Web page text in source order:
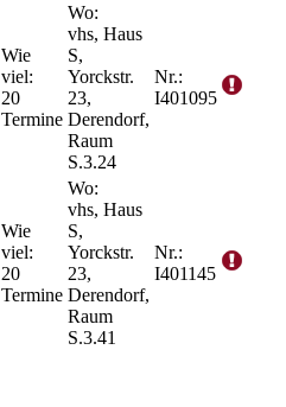
Wie
viel:
20
Termine
Wo:
vhs, Haus
S,
Yorckstr.
23,
Derendorf,
Raum
S.3.24
Nr.:
I401095
Wie
viel:
20
Termine
Wo:
vhs, Haus
S,
Yorckstr.
23,
Derendorf,
Raum
S.3.41
Nr.:
I401145